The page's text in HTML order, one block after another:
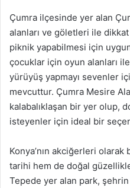
Çumra ilçesinde yer alan
alanları ve göletleri ile
piknik yapabilmesi için
çocuklar için oyun alanları
yürüyüş yapmayı sevenler
mevcuttur. Çumra Mesire
kalabalıklaşan bir yer olup,
isteyenler için ideal bir
Konya’nın akciğerleri
tarihi hem de doğal
Tepede yer alan park,